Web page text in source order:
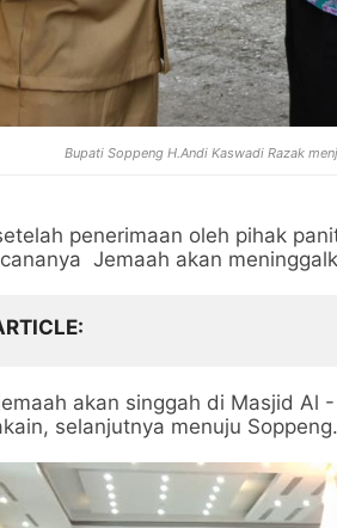
Bupati Soppeng H.Andi Kaswadi Razak
penerimaan oleh pihak
Jemaah akan
akan singgah di Masjid Al
selanjutnya menuju